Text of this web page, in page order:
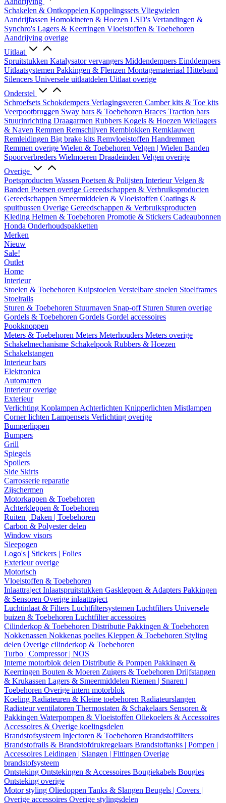
Schakelen & Ontkoppelen Koppelingssets Vliegwielen
Aandrijfassen Homokineten & Hoezen LSD's Vertandingen &
Synchro's Lagers & Keerringen Vloeistoffen & Toebehoren
Aandrijving overige
Uitlaat
Spruitstukken Katalysator vervangers Middendempers Einddempers
Uitlaatsystemen Pakkingen & Flenzen Montagemateriaal Hitteband
Silencers Universele uitlaatdelen Uitlaat overige
Onderstel
Schroefsets Schokdempers Verlagingsveren Camber kits & Toe kits
Veerpootbruggen Sway bars & Toebehoren Braces Traction bars
Stuurinrichting Draagarmen Rubbers Kogels & Hoezen Wiellagers
& Naven Remmen Remschijven Remblokken Remklauwen
Remleidingen Big brake kits Remvloeistoffen Handremmen
Remmen overige Wielen & Toebehoren Velgen | Wielen Banden
Spoorverbreders Wielmoeren Draadeinden Velgen overige
Overige
Poetsproducten Wassen Poetsen & Polijsten InterieurVelgen &
Banden Poetsen overige Gereedschappen & Verbruiksproducten
Gereedschappen Smeermiddelen & Vloeistoffen Coatings &
spuitbussen Overige Gereedschappen & Verbruiksproducten
Kleding Helmen & Toebehoren Promotie & Stickers Cadeaubonnen
Honda Onderhoudspakketten
Merken
Nieuw
Sale!
Outlet
Home
Interieur
Stoelen & Toebehoren Kuipstoelen Verstelbare stoelen Stoelframes
Stoelrails
Sturen & Toebehoren Stuurnaven Snap-off Sturen Sturen overige
Gordels & Toebehoren Gordels Gordel accessoires
Pookknoppen
Meters & Toebehoren Meters Meterhouders Meters overige
Schakelmechanisme Schakelpook Rubbers & Hoezen
Schakelstangen
Interieur bars
Elektronica
Automatten
Interieur overige
Exterieur
Verlichting Koplampen Achterlichten Knipperlichten Mistlampen
Corner lichten Lampensets Verlichting overige
Bumperlippen
Bumpers
Grill
Spiegels
Spoilers
Side Skirts
Carrosserie reparatie
Zijschermen
Motorkappen & Toebehoren
Achterkleppen & Toebehoren
Ruiten | Daken | Toebehoren
Carbon & Polyester delen
Window visors
Sleepogen
Logo's | Stickers | Folies
Exterieur overige
Motorisch
Vloeistoffen & Toebehoren
Inlaattraject Inlaatspruitstukken Gaskleppen & Adapters Pakkingen
& Sensoren Overige inlaattraject
Luchtinlaat & Filters Luchtfiltersystemen Luchtfilters Universele
buizen & Toebehoren Luchtfilter accessoires
Cilinderkop & Toebehoren Distributie Pakkingen & Toebehoren
Nokkenassen Nokkenas poelies Kleppen & Toebehoren Styling
delen Overige cilinderkop & Toebehoren
Turbo | Compressor | NOS
Interne motorblok delen Distributie & Pompen Pakkingen &
Keerringen Bouten & Moeren Zuigers & Toebehoren Drijfstangen
& Krukassen Lagers & Smeermiddelen Riemen | Snaren |
Toebehoren Overige intern motorblok
Koeling Radiateuren & Kleine toebehoren Radiateurslangen
Radiateur ventilatoren Thermostaten & Schakelaars Sensoren &
Pakkingen Waterpompen & Vloeistoffen Oliekoelers & Accessoires
Accessoires & Overige koelingsdelen
Brandstofsysteem Injectoren & Toebehoren Brandstoffilters
Brandstofrails & Brandstofdrukregelaars Brandstoftanks | Pompen |
Accessoires Leidingen | Slangen | Fittingen Overige
brandstofsysteem
Ontsteking Ontstekingen & Accessoires Bougiekabels Bougies
Ontsteking overige
Motor styling Oliedoppen Tanks & Slangen Beugels | Covers |
Overige accessoires Overige stylingsdelen